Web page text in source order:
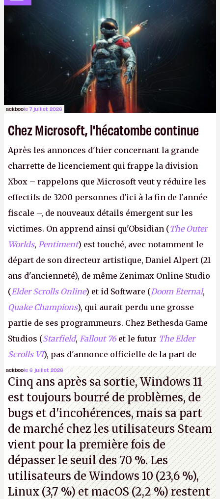
peut-être sur
Fallout Football ou
Fallout vs. Les
Lapins Crétins) et l'Obsidian d'aujourd'hui n'est plus
le même studio qu'il y a 15 ans. Mais bon, OK, on
peut commencer à fantasmer.A.
ackboole 7 juillet 2026
Chez Microsoft, l'hécatombe continue
Après les annonces d'hier concernant la grande
charrette de licenciement qui frappe la division
Xbox – rappelons que Microsoft veut y réduire les
effectifs de 3200 personnes d'ici à la fin de l'année
fiscale –, de nouveaux détails émergent sur les
victimes. On apprend ainsi qu'Obsidian (The Outer
Worlds, Pentiment) est touché, avec notamment le
départ de son directeur artistique, Daniel Alpert (21
ans d'ancienneté), de même Zenimax Online Studio
(Elder Scrolls Online) et id Software (Doom Eternal,
Quake Champions), qui aurait perdu une grosse
partie de ses programmeurs. Chez Bethesda Game
Studios (Starfield, Fallout 76 et le futur The Elder
Scrolls VI), pas d'annonce officielle de la part de
Microsoft, mais le syndicat des employés confirme
de nombreux licenciements.A.
ackboole 6 juillet 2026
Cinq ans après sa sortie, Windows 11
est toujours bourré de problèmes, de
bugs et d'incohérences, mais sa part
de marché chez les utilisateurs Steam
vient pour la première fois de
dépasser le seuil des 70 %. Les
utilisateurs de Windows 10 (23,6 %),
Linux (3,7 %) et macOS (2,2 %) restent